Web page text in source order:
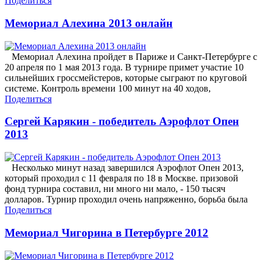
Мемориал Алехина 2013 онлайн
Мемориал Алехина пройдет в Париже и Санкт-Петербурге с
20 апреля по 1 мая 2013 года. В турнире примет участие 10
сильнейших гроссмейстеров, которые сыграют по круговой
системе. Контроль времени 100 минут на 40 ходов,
Поделиться
Сергей Карякин - победитель Аэрофлот Опен
2013
Несколько минут назад завершился Аэрофлот Опен 2013,
который проходил с 11 февраля по 18 в Москве. призовой
фонд турнира составил, ни много ни мало, - 150 тысяч
долларов. Турнир проходил очень напряженно, борьба была
Поделиться
Мемориал Чигорина в Петербурге 2012